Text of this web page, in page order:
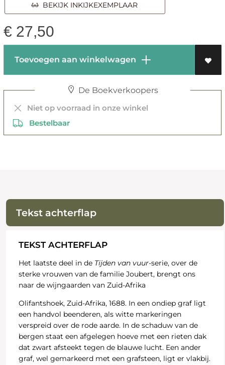
BEKIJK INKIJKEXEMPLAAR
€ 27,50
Toevoegen aan winkelwagen
De Boekverkoopers
Niet op voorraad in onze winkel
Bestelbaar
Tekst achterflap
TEKST ACHTERFLAP
Het laatste deel in de Tijden van vuur-serie, over de
sterke vrouwen van de familie Joubert, brengt ons
naar de wijngaarden van Zuid-Afrika
Olifantshoek, Zuid-Afrika, 1688. In een ondiep graf ligt
een handvol beenderen, als witte markeringen
verspreid over de rode aarde. In de schaduw van de
bergen staat een afgelegen hoeve met een rieten dak
dat zwart afsteekt tegen de blauwe lucht. Een ander
graf, wel gemarkeerd met een grafsteen, ligt er vlakbij.